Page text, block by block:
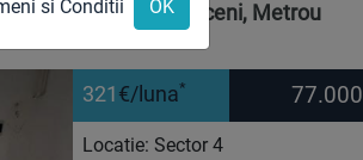
IMEDIATA! Berceni, Metrou
321 €/luna* 77.000
Locatie: Sector 4
si Conditii OK